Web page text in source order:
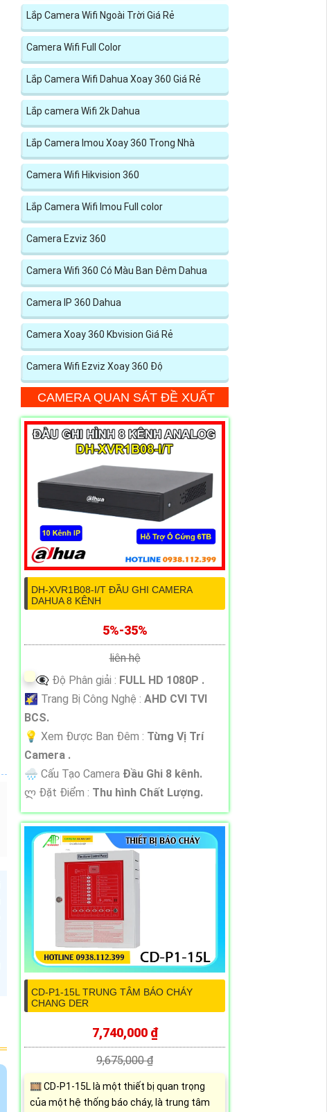
Lắp Camera Wifi Ngoài Trời Giá Rẻ
Camera Wifi Full Color
Lắp Camera Wifi Dahua Xoay 360 Giá Rẻ
Lắp camera Wifi 2k Dahua
Lắp Camera Imou Xoay 360 Trong Nhà
Camera Wifi Hikvision 360
Lắp Camera Wifi Imou Full color
Camera Ezviz 360
Camera Wifi 360 Có Màu Ban Đêm Dahua
Camera IP 360 Dahua
Camera Xoay 360 Kbvision Giá Rẻ
Camera Wifi Ezviz Xoay 360 Độ
CAMERA QUAN SÁT ĐỀ XUẤT
DH-XVR1B08-I/T ĐẦU GHI CAMERA
DAHUA 8 KÊNH
5%-35%
liên hệ
👁️‍🗨 Độ Phân giải : FULL HD 1080P .
🌠 Trang Bị Công Nghệ : AHD CVI TVI
BCS.
💡 Xem Được Ban Đêm : Từng Vị Trí
Camera .
🌧️ Cấu Tạo Camera Đầu Ghi 8 kênh.
️ლ Đặt Điểm : Thu hình Chất Lượng.
CD-P1-15L TRUNG TÂM BÁO CHÁY
CHANG DER
7,740,000 ₫
9,675,000 ₫
🎞 CD-P1-15L là một thiết bị quan trọng
của một hệ thống báo cháy, là trung tâm